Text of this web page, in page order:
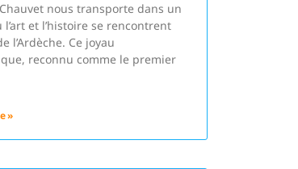
nous transporte dans un
l’art et l’histoire se rencontrent
l’Ardèche. Ce joyau
reconnu comme le premier
»